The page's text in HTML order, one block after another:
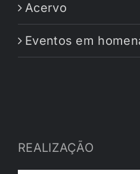
Acervo
Eventos em
REALIZAÇÃO